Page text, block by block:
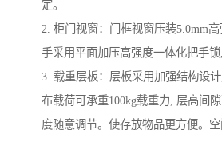
定。
2. 柜门视窗：门框视窗压装5.0mm
手采用平面加压高强度一体化把手锁
3. 载重层板：层板采用加强结构设
布载荷可承重100kg载重力, 层高间
度随意调节。使存放物品更方便。空